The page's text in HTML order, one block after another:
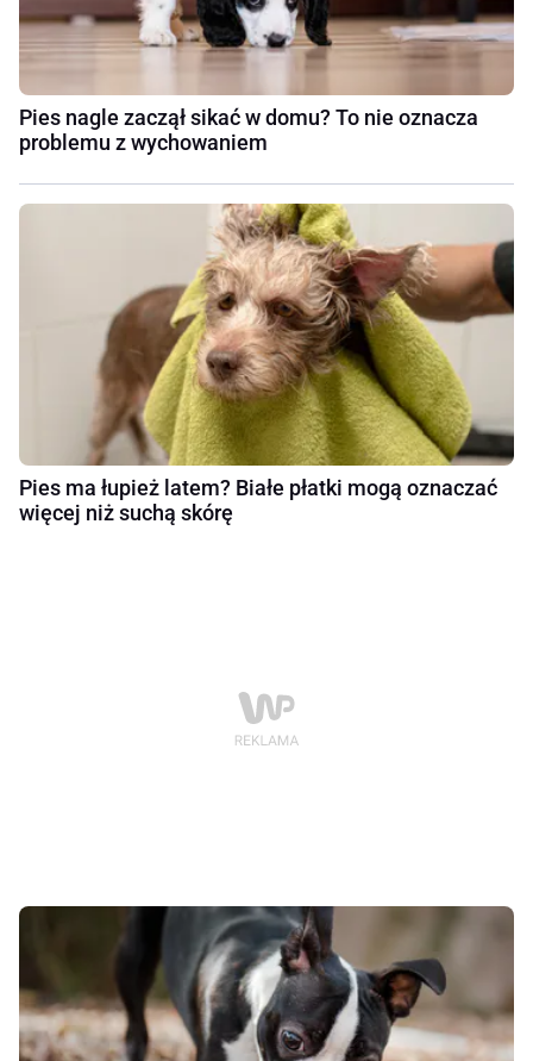
Pies nagle zaczął sikać w domu? To nie oznacza
problemu z wychowaniem
Pies ma łupież latem? Białe płatki mogą oznaczać
więcej niż suchą skórę